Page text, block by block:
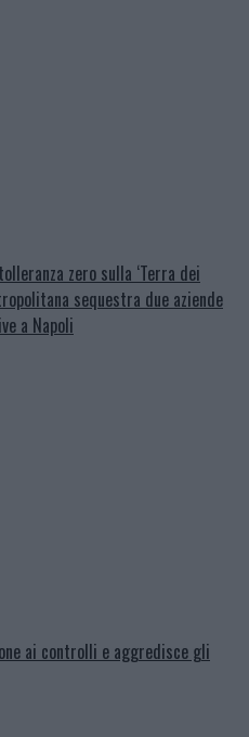
zero sulla ‘Terra dei
sequestra due aziende
a Napoli
ai controlli e aggredisce gli